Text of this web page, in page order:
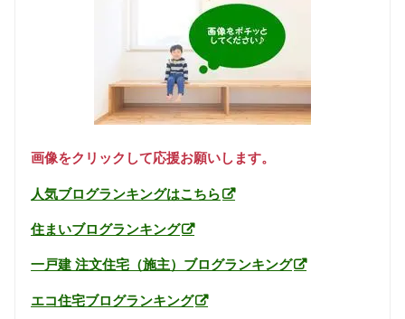
画像をクリックして応援お願いします。
人気ブログランキングはこちら
住まいブログランキング
一戸建 注文住宅（施主）ブログランキング
エコ住宅ブログランキング